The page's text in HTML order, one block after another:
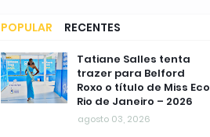
POPULAR
RECENTES
COMENTÁRIOSTatiane Salles tenta
trazer para Belford
Roxo o título de Miss Eco
Rio de Janeiro – 2026
agosto 03, 2026